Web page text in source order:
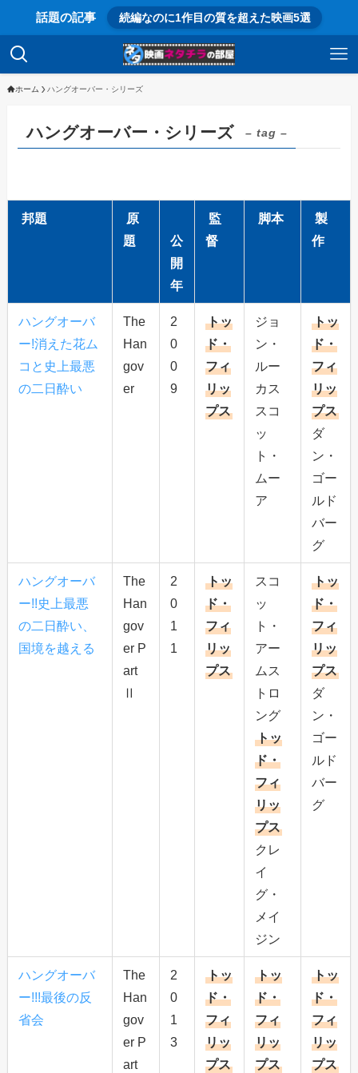
話題の記事 続編なのに1作目の質を超えた映画5選
ホーム ハングオーバー・シリーズ
ハングオーバー・シリーズ – tag –
邦題
原
題
公
開
年
監
督
脚本
製
作
ハングオーバ
ー!消えた花ム
コと史上最悪
の二日酔い
The
Han
gov
er
2
0
0
9
トッ
ド・
フィ
リッ
プス
ジョ
ン・
ルー
カス
スコ
ッ
ト・
ムー
ア
トッ
ド・
フィ
リッ
プス
ダ
ン・
ゴー
ルド
バー
グ
ハングオーバ
ー!!史上最悪
の二日酔い、
国境を越える
The
Han
gov
er P
art
Ⅱ
2
0
1
1
トッ
ド・
フィ
リッ
プス
スコ
ッ
ト・
アー
ムス
トロ
ング
トッ
ド・
フィ
リッ
プス
クレ
イ
グ・
メイ
ジン
トッ
ド・
フィ
リッ
プス
ダ
ン・
ゴー
ルド
バー
グ
ハングオーバ
ー!!!最後の反
省会
The
Han
gov
er P
art
2
0
1
3
トッ
ド・
フィ
リッ
プス
トッ
ド・
フィ
リッ
プス
トッ
ド・
フィ
リッ
プス